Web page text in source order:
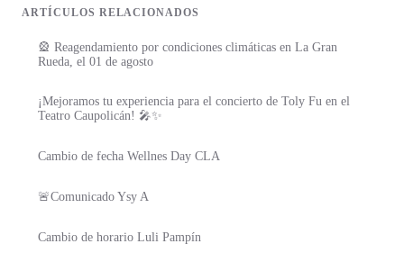
ARTÍCULOS RELACIONADOS
🎡 Reagendamiento por condiciones climáticas en La Gran
Rueda, el 01 de agosto
¡Mejoramos tu experiencia para el concierto de Toly Fu en el
Teatro Caupolicán! 🎤✨
Cambio de fecha Wellnes Day CLA
🚨Comunicado Ysy A
Cambio de horario Luli Pampín